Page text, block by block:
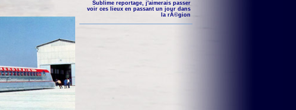
Sublime reportage, j'aimerais passer
voir ces lieux en passant un jour dans
la rÃ©gion